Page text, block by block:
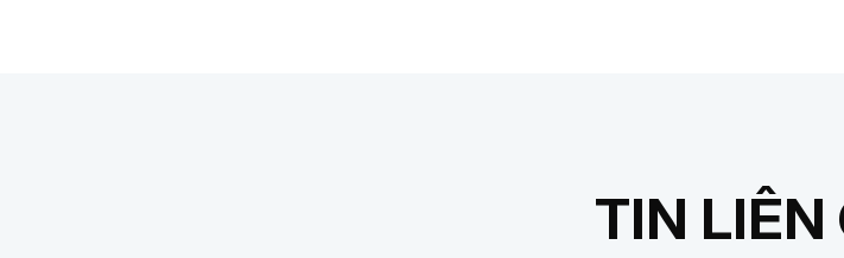
TIN LIÊN